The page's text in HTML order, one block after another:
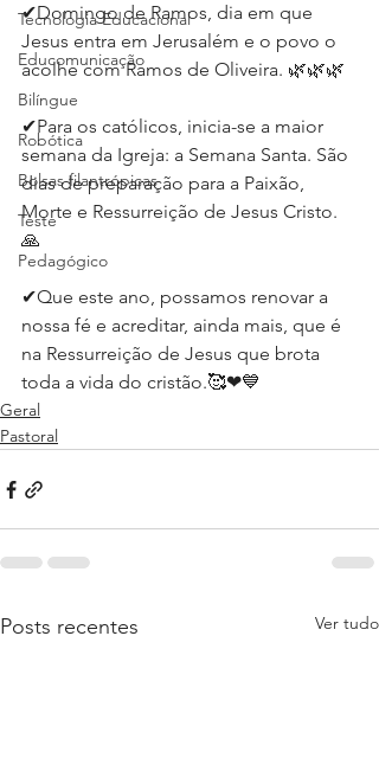
Tecnologia Educacional
Educomunicação
Bilíngue
Robótica
Bolsas filantrópicas
Teste
Pedagógico
✔Domingo de Ramos, dia em que
Jesus entra em Jerusalém e o povo o
acolhe com Ramos de Oliveira. 🌿🌿🌿⁣
✔Para os católicos, inicia-se a maior
semana da Igreja: a Semana Santa. São
dias de preparação para a Paixão,
Morte e Ressurreição de Jesus Cristo.
🙏⁣
✔Que este ano, possamos renovar a
nossa fé e acreditar, ainda mais, que é
na Ressurreição de Jesus que brota
toda a vida do cristão.🥰❤💙⁣
Geral
Pastoral
Posts recentes Ver tudo